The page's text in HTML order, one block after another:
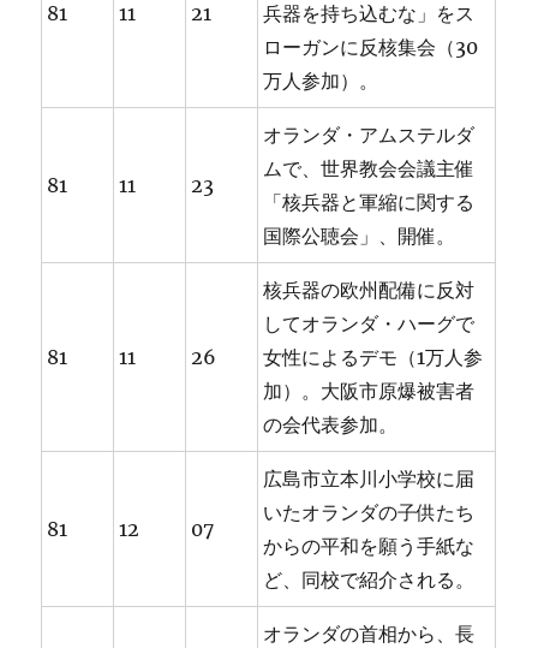
81 11 21
兵器を持ち込むな」をス
ローガンに反核集会（30
万人参加）。
81 11 23
オランダ・アムステルダ
ムで、世界教会会議主催
「核兵器と軍縮に関する
国際公聴会」、開催。
81 11 26
核兵器の欧州配備に反対
してオランダ・ハーグで
女性によるデモ（1万人参
加）。大阪市原爆被害者
の会代表参加。
81 12 07
広島市立本川小学校に届
いたオランダの子供たち
からの平和を願う手紙な
ど、同校で紹介される。
オランダの首相から、長